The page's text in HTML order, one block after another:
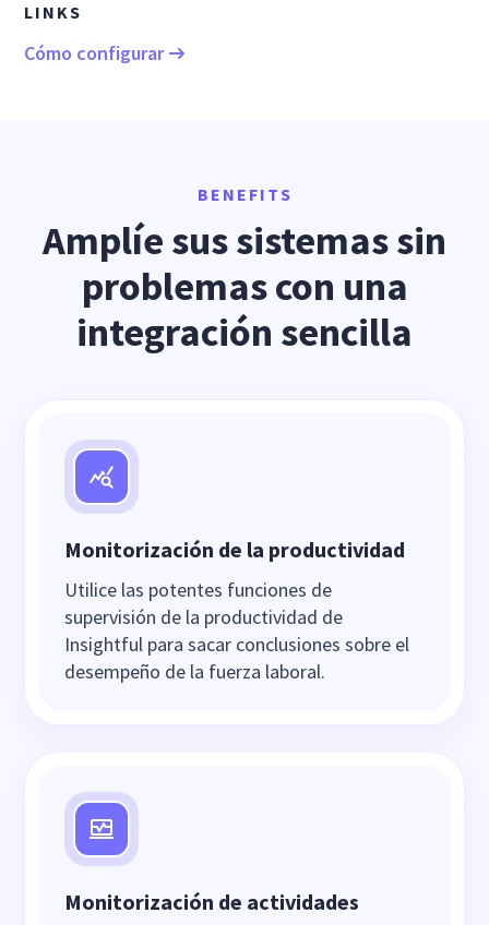
LINKS
Cómo configurar
BENEFITS
Amplíe sus sistemas sin
problemas con una
integración sencilla
Monitorización de la productividad
Utilice las potentes funciones de
supervisión de la productividad de
Insightful para sacar conclusiones sobre el
desempeño de la fuerza laboral.
Monitorización de actividades